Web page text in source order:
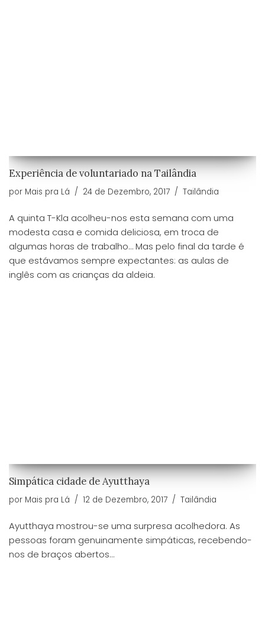
Experiência de voluntariado na Tailândia
por Mais pra Lá 24 de Dezembro, 2017 Tailândia
A quinta T-Kla acolheu-nos esta semana com uma
modesta casa e comida deliciosa, em troca de
algumas horas de trabalho… Mas pelo final da tarde é
que estávamos sempre expectantes: as aulas de
inglês com as crianças da aldeia.
Simpática cidade de Ayutthaya
por Mais pra Lá 12 de Dezembro, 2017 Tailândia
Ayutthaya mostrou-se uma surpresa acolhedora. As
pessoas foram genuinamente simpáticas, recebendo-
nos de braços abertos…